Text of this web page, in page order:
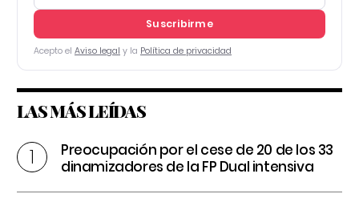
Suscribirme
Acepto el Aviso legal y la Política de privacidad
LAS MÁS LEÍDAS
Preocupación por el cese de 20 de los 33
dinamizadores de la FP Dual intensiva